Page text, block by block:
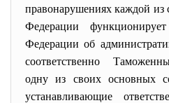
правонарушениях каждой из
Федерации
Федерации об
соответственно
одну из своих основных
устанавливающие